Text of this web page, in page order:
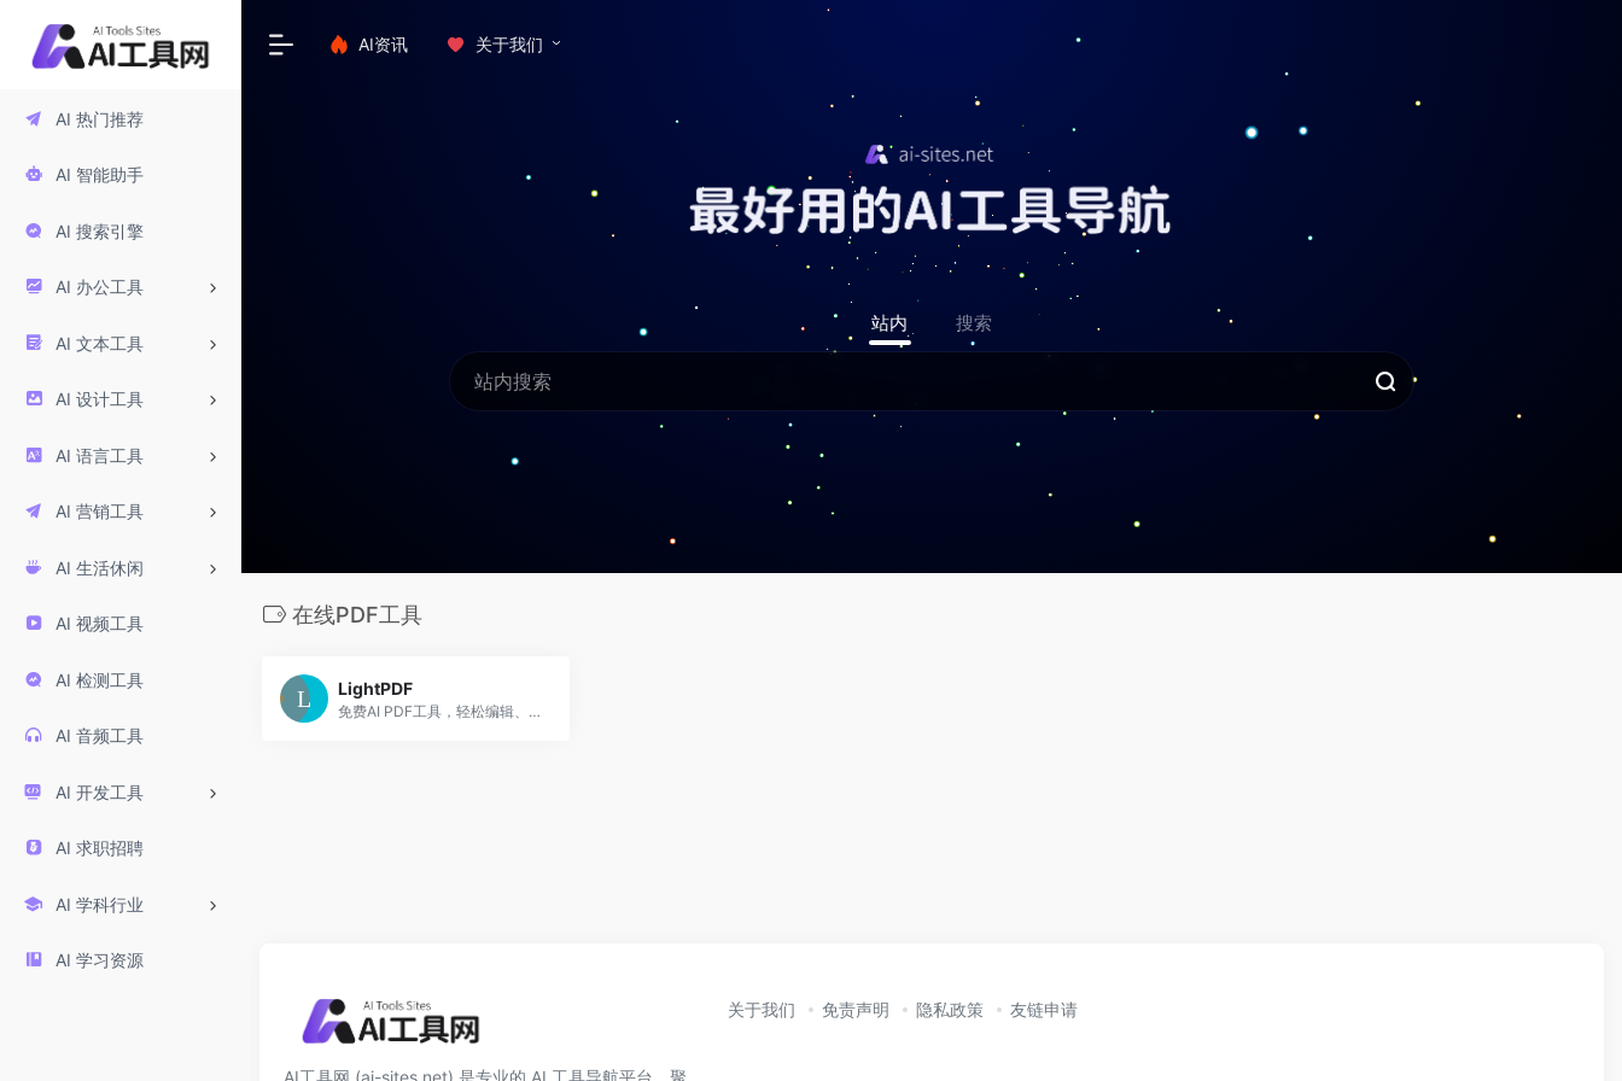
AI 热门推荐
AI 智能助手
AI 搜索引擎
AI 办公工具
AI 文本工具
AI 设计工具
AI 语言工具
AI 营销工具
AI 生活休闲
AI 视频工具
AI 检测工具
AI 音频工具
AI 开发工具
AI 求职招聘
AI 学科行业
AI 学习资源
AI资讯 关于我们
站内 搜索
在线PDF工具
LightPDF
免费AI PDF工具，轻松编辑、转换、OCR与智能问答
AI工具网 (ai-sites.net) 是专业的 AI 工具导航平台，聚
关于我们 免责声明 隐私政策 友链申请